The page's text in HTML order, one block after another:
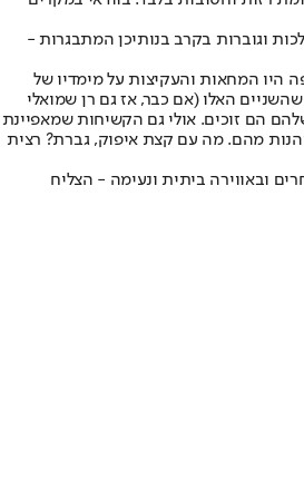
וגוברות בקרב בנותיכן המתבגרות -
היו המחאות והעקיצות על מימדיו של
האלו (אם כבר, אז גם רן שמואלי
הם זוכים. אולי גם הקשיחות שמאפיינת
מהם. מה עם קצת איפוק, גברת? רצית
ובאווירה ביתית ונעימה - הצליח